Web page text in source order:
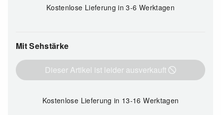
Kostenlose Lieferungin 3-6 Werktagen
Mit Sehstärke
Dieser Artikel ist leider ausverkauft
Kostenlose Lieferungin 13-16 Werktagen